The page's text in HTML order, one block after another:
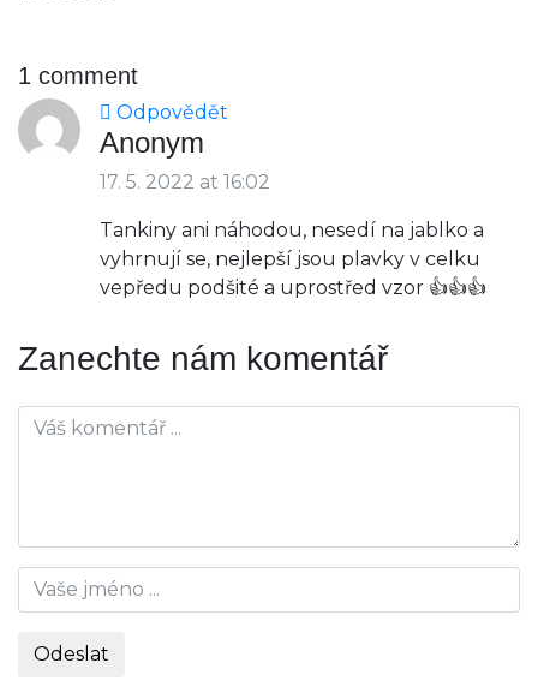
1 comment
Odpovědět
Anonym
17. 5. 2022 at 16:02
Tankiny ani náhodou, nesedí na jablko a
vyhrnují se, nejlepší jsou plavky v celku
vepředu podšité a uprostřed vzor 👍👍👍
Zanechte nám komentář